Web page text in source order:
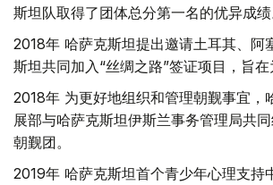
斯坦队取得了团体总分第一名的优异成绩
2018年 哈萨克斯坦提出邀请土耳其、阿
斯坦共同加入“丝绸之路”签证项目，旨在
2018年 为更好地组织和管理朝觐事宜，
展部与哈萨克斯坦伊斯兰事务管理局共
朝觐团。
2019年 哈萨克斯坦首个青少年心理支持